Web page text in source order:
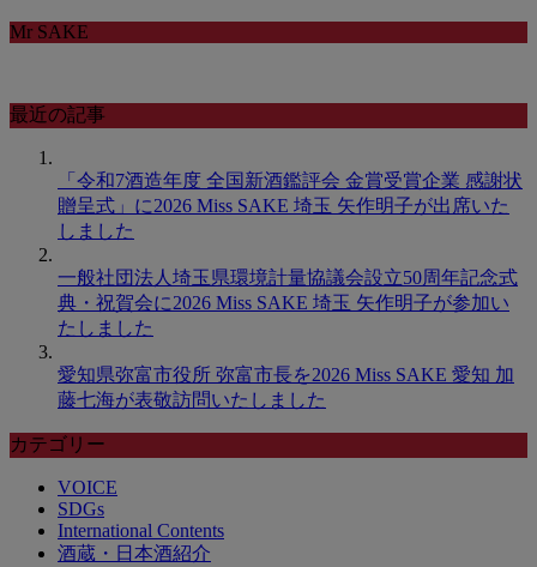
Mr SAKE
最近の記事
「令和7酒造年度 全国新酒鑑評会 金賞受賞企業 感謝状
贈呈式」に2026 Miss SAKE 埼玉 矢作明子が出席いた
しました
一般社団法人埼玉県環境計量協議会設立50周年記念式
典・祝賀会に2026 Miss SAKE 埼玉 矢作明子が参加い
たしました
愛知県弥富市役所 弥富市長を2026 Miss SAKE 愛知 加
藤七海が表敬訪問いたしました
カテゴリー
VOICE
SDGs
International Contents
酒蔵・日本酒紹介